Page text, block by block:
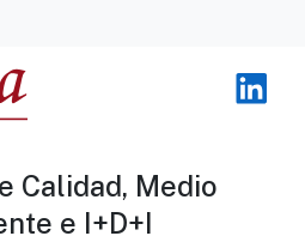
Calidad, Medio
e I+D+I